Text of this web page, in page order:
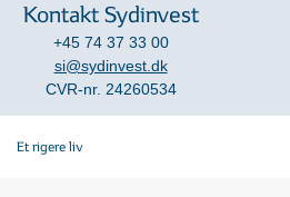
Kontakt Sydinvest
+45 74 37 33 00
si@sydinvest.dk
CVR-nr. 24260534
Et rigere liv